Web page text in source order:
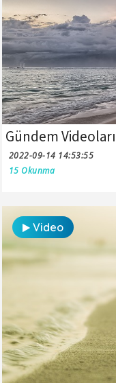
Gündem Videoları
2022-09-14 14:53:55
15 Okunma
Video